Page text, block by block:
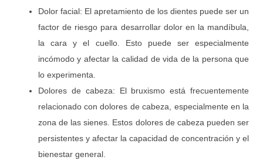
Dolor facial: El apretamiento de los dientes puede ser un
factor de riesgo para desarrollar dolor en la mandíbula,
la cara y el cuello. Esto puede ser especialmente
incómodo y afectar la calidad de vida de la persona que
lo experimenta.
Dolores de cabeza: El bruxismo está frecuentemente
relacionado con dolores de cabeza, especialmente en la
zona de las sienes. Estos dolores de cabeza pueden ser
persistentes y afectar la capacidad de concentración y el
bienestar general.